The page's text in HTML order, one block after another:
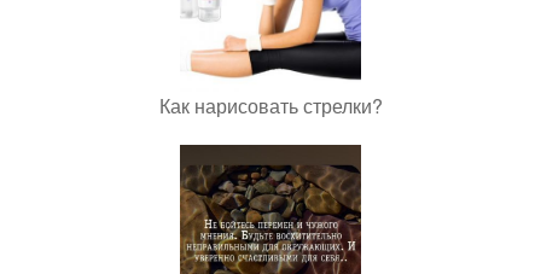
Как нарисовать стрелки?